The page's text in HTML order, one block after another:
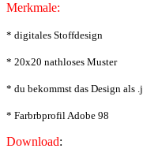
Merkmale:
* digitales Stoffdesign
* 20x20 nathloses Muster
* du bekommst das Design als
* Farbrbprofil Adobe 98
Download: